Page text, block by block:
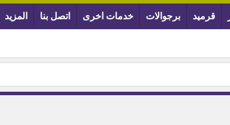
قرميد برجوالات خدمات اخرى اتصل بنا المزيد